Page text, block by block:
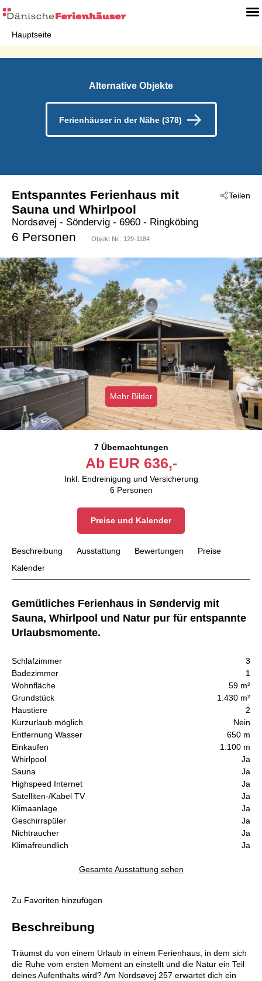
Hauptseite
Alternative Objekte
Ferienhäuser in der Nähe (378)
Teilen
Entspanntes Ferienhaus mit
Sauna und Whirlpool
Nordsøvej - Söndervig - 6960 - Ringköbing
6 Personen Objekt Nr.: 129-1184
Mehr Bilder
7 Übernachtungen
Ab EUR 636,-
Inkl. Endreinigung und Versicherung
6 Personen
Preise und Kalender
Beschreibung Ausstattung Bewertungen
Preise
Kalender
Gemütliches Ferienhaus in Søndervig mit
Sauna, Whirlpool und Natur pur für entspannte
Urlaubsmomente.
Schlafzimmer
3
Badezimmer
1
Wohnfläche
59 m²
Grundstück
1.430 m²
Haustiere
2
Kurzurlaub möglich
Nein
Entfernung Wasser
650 m
Einkaufen
1.100 m
Whirlpool
Ja
Sauna
Ja
Highspeed Internet
Ja
Satelliten-/Kabel TV
Ja
Klimaanlage
Ja
Geschirrspüler
Ja
Nichtraucher
Ja
Klimafreundlich
Ja
Gesamte Ausstattung sehen
Zu Favoriten hinzufügen
Beschreibung
Träumst du von einem Urlaub in einem Ferienhaus, in dem sich
die Ruhe vom ersten Moment an einstellt und die Natur ein Teil
deines Aufenthalts wird? Am Nordsøvej 257 erwartet dich ein